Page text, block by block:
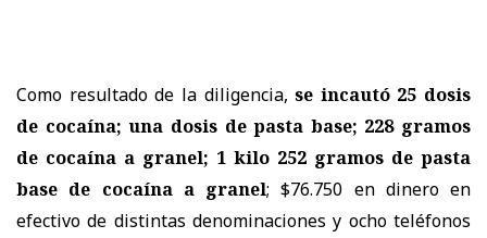
Como resultado de la diligencia,se incautó 25 dosis
de cocaína; una dosis de pasta base; 228 gramos
de cocaína a granel; 1 kilo 252 gramos de pasta
base de cocaína a granel; $76.750 en dinero en
efectivo de distintas denominaciones y ocho teléfonos